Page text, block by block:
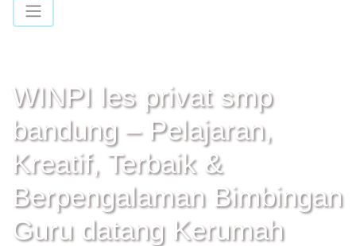
WINPI les privat smp
bandung – Pelajaran,
Kreatif, Terbaik &
Berpengalaman Bimbingan
Guru datang Kerumah